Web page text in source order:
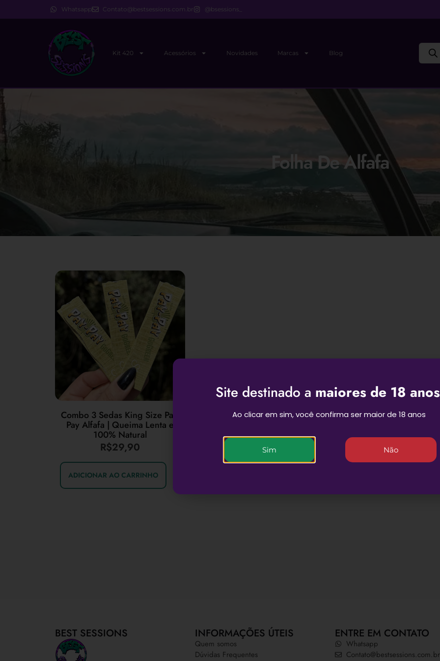
Whatsapp Contato@bestsessions.com.br @bsessions_
Kit 420 Acessórios Novidades Marcas Blog
Folha De Alfafa
Combo 3 Sedas King Size Pay-
Pay Alfafa | Queima Lenta e
100% Natural
R$29,90
ADICIONAR AO CARRINHO
BEST SESSIONS INFORMAÇÕES ÚTEIS
Quem somos
Dúvidas Frequentes
ENTRE EM CONTATO
Whatsapp
Contato@bestsessions.com.br
Site destinado a maiores de 18
Ao clicar em sim, você confirma ser maior de 18 anos
Sim Não